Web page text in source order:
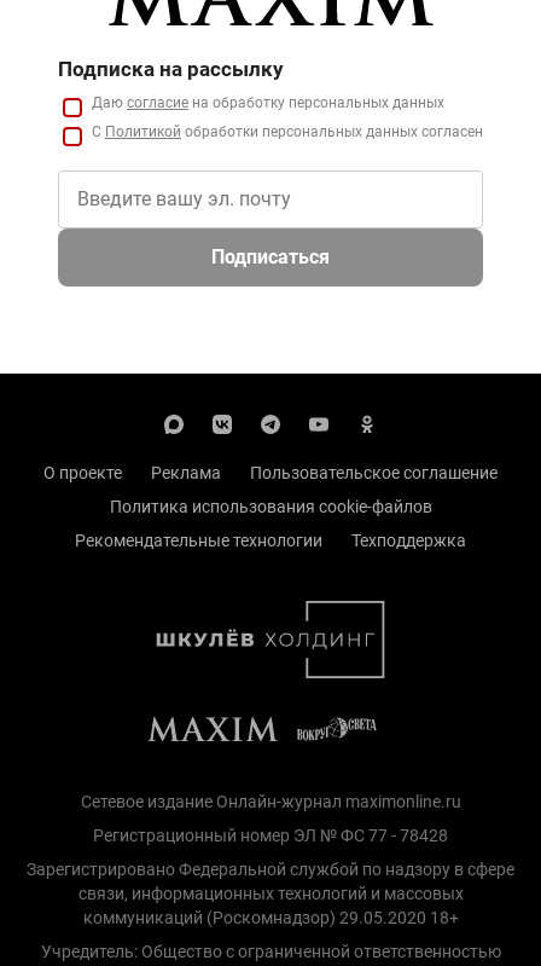
Подписка на рассылку
Даю согласие на обработку персональных данных
С Политикой обработки персональных данных согласен
Подписаться
О проекте Реклама
Пользовательское соглашение
Политика использования cookie-файлов
Рекомендательные технологии
Техподдержка
Сетевое издание Онлайн-журнал maximonline.ru
Регистрационный номер ЭЛ № ФС 77 - 78428
Зарегистрировано Федеральной службой по надзору в сфере
связи, информационных технологий и массовых
коммуникаций (Роскомнадзор) 29.05.2020 18+
Учредитель: Общество с ограниченной ответственностью